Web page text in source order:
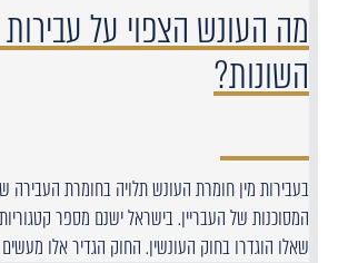
מה העונש הצפוי על עבירות
השונות?
בעבירות מין חומרת העונש תלויה בחומרת העבירה
המסוכנות של העבריין. בישראל ישנם מספר
שאלו הוגדרו בחוק העונשין. החוק הגדיר אלו